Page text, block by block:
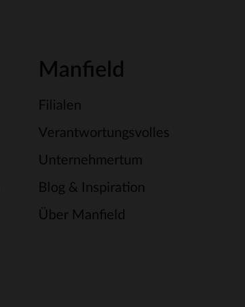
Manfield
Filialen
Verantwortungsvolles
Unternehmertum
Blog & Inspiration
Über Manfield